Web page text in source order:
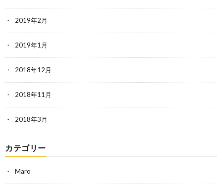
2019年2月
2019年1月
2018年12月
2018年11月
2018年3月
カテゴリー
Maro